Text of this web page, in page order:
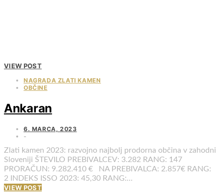
VIEW POST
NAGRADA ZLATI KAMEN
OBČINE
Ankaran
6. MARCA, 2023
Zlati kamen 2023: razvojno najbolj prodorna občina v zahodni
Sloveniji ŠTEVILO PREBIVALCEV: 3.282 RANG: 147
PRORAČUN: 9.282.410 € NA PREBIVALCA: 2.857€ RANG:
2 INDEKS ISSO 2023: 45,30 RANG:…
VIEW POST